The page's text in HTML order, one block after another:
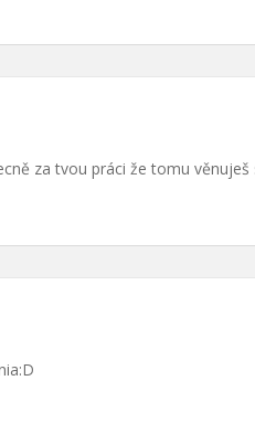
za tvou práci že tomu věnuješ